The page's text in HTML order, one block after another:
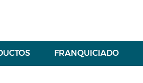
FRANQUICIADO